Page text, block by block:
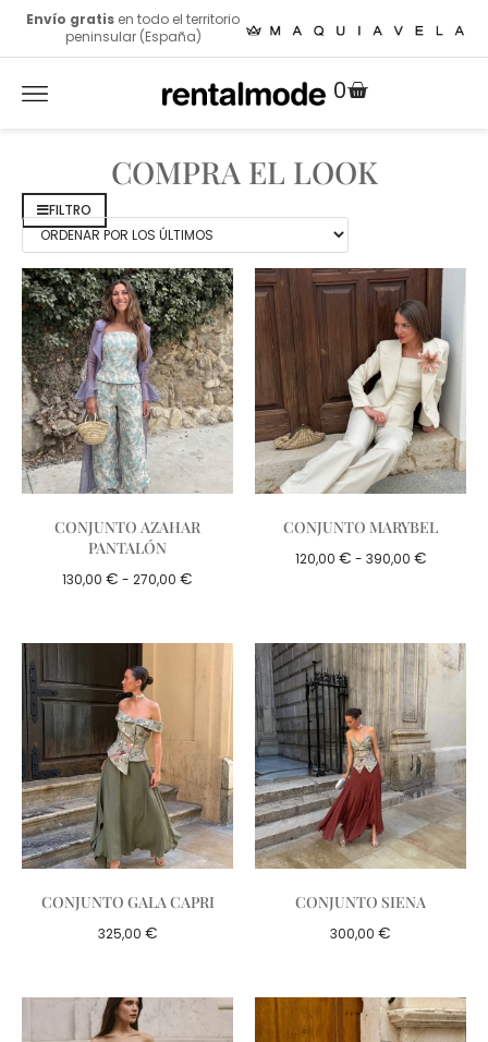
Envío gratis en todo el territorio
peninsular (España)
0
COMPRA EL LOOK
FILTRO
CONJUNTO AZAHAR
PANTALÓN
130,00 € - 270,00 €
CONJUNTO MARYBEL
120,00 € - 390,00 €
CONJUNTO GALA CAPRI
325,00 €
CONJUNTO SIENA
300,00 €